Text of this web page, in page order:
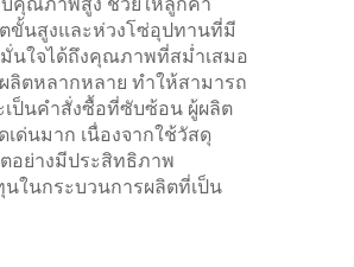
ขั้นสูงและห่วงโซ่อุปทานที่มี
นใจได้ถึงคุณภาพที่สม่ำเสมอ
ตหลากหลาย ทำให้สามารถ
เป็นคำสั่งซื้อที่ซับซ้อน ผู้ผลิต
นมาก เนื่องจากใช้วัสดุ
อย่างมีประสิทธิภาพ
ในกระบวนการผลิตที่เป็น